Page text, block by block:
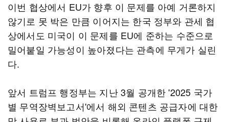
이번 협상에서 EU가 향후 이 문제를 아예 거론하지
않기로 못 박은 만큼 이어지는 한국 정부와 관세 협
상에서도 미국이 이 문제를 EU에 준하는 수준으로
밀어붙일 가능성이 높아졌다는 관측에 무게가 실린
다.
앞서 트럼프 행정부는 지난 3월 공개한 '2025 국가
별 무역장벽보고서'에서 해외 콘텐츠 공급자에 대한